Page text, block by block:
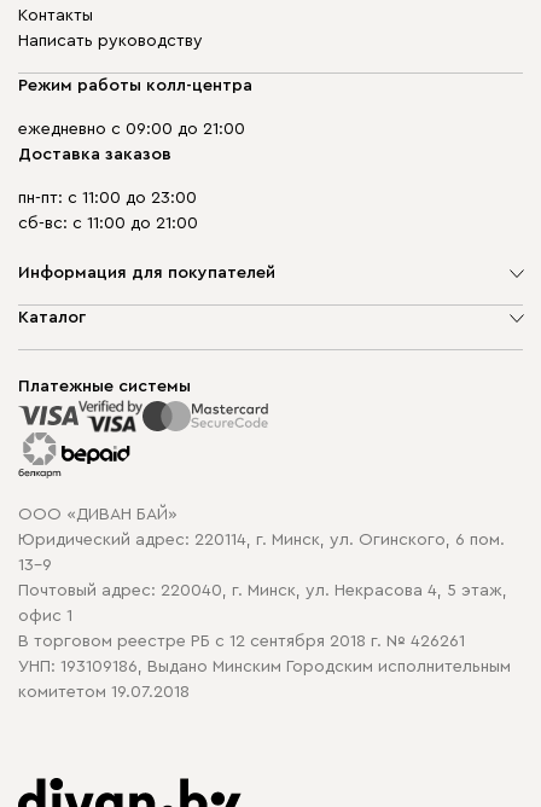
Контакты
Написать руководству
Режим работы колл-центра
ежедневно с 09:00 до 21:00
Доставка заказов
пн-пт: с 11:00 до 23:00
сб-вс: с 11:00 до 21:00
Информация для покупателей
О компании
Способы оплаты
Рассрочка и кредит
Гарантия
Карта сайта
Политика конфиденциальности
Политика в отношении обработки cookie
Каталог
Корпусная мебель
Распродажа мебели
Платежные системы
ООО «ДИВАН БАЙ»
Юридический адрес: 220114, г. Минск, ул. Огинского, 6 пом.
13-9
Почтовый адрес: 220040, г. Минск, ул. Некрасова 4, 5 этаж,
офис 1
В торговом реестре РБ с 12 сентября 2018 г. № 426261
УНП: 193109186, Выдано Минским Городским исполнительным
комитетом 19.07.2018